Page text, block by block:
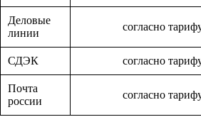
Деловые
линии
согласно
СДЭК согласно
Почта
россии
согласно